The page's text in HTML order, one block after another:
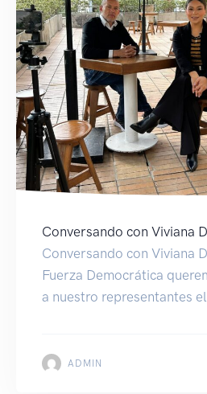
Conversando con Viviana
Conversando con Viviana
Fuerza Democrática
a nuestro representantes
Viviana Diaz Presidente del
ADMIN